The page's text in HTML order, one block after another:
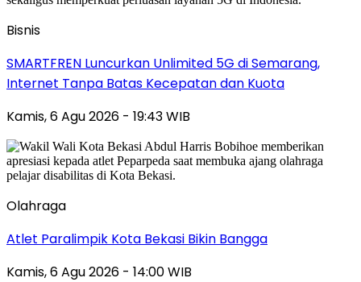
Bisnis
SMARTFREN Luncurkan Unlimited 5G di Semarang,
Internet Tanpa Batas Kecepatan dan Kuota
Kamis, 6 Agu 2026 - 19:43 WIB
Olahraga
Atlet Paralimpik Kota Bekasi Bikin Bangga
Kamis, 6 Agu 2026 - 14:00 WIB